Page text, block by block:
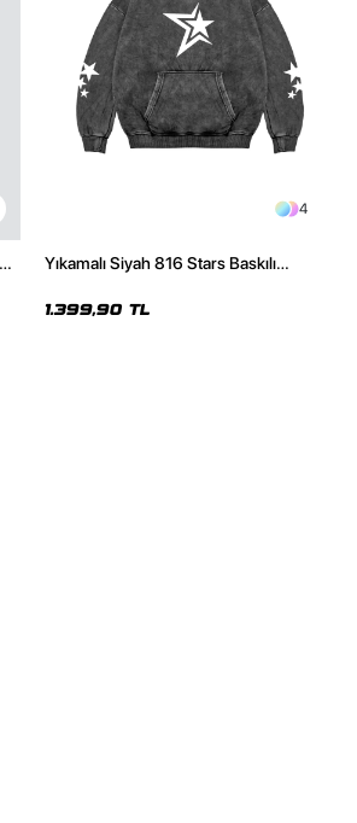
4
Yıkamalı Siyah 816 Stars Baskılı
1.399,90 TL